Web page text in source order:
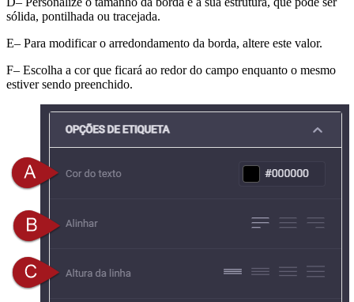
sólida, pontilhada ou tracejada.
E– Para modificar o arredondamento da borda, altere este valor.
F– Escolha a cor que ficará ao redor do campo enquanto o mesmo
estiver sendo preenchido.